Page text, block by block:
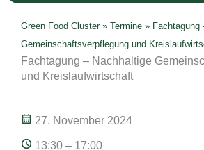
Green Food Cluster» Termine » Fachtagung
Gemeinschaftsverpflegung und
Fachtagung – Nachhaltige
und Kreislaufwirtschaft
27. November 2024
13:30 – 17:00